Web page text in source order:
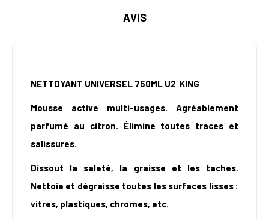
AVIS
NETTOYANT UNIVERSEL 750ML U2 KING
Mousse active multi-usages. Agréablement
parfumé au citron. Élimine toutes traces et
salissures.
Dissout la saleté, la graisse et les taches.
Nettoie et dégraisse toutes les surfaces lisses :
vitres, plastiques, chromes, etc.